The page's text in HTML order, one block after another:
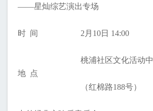
——星灿综艺演出专场
时 间 2月10日 14:00
地 点
桃浦社区文化活动
（红棉路188号）